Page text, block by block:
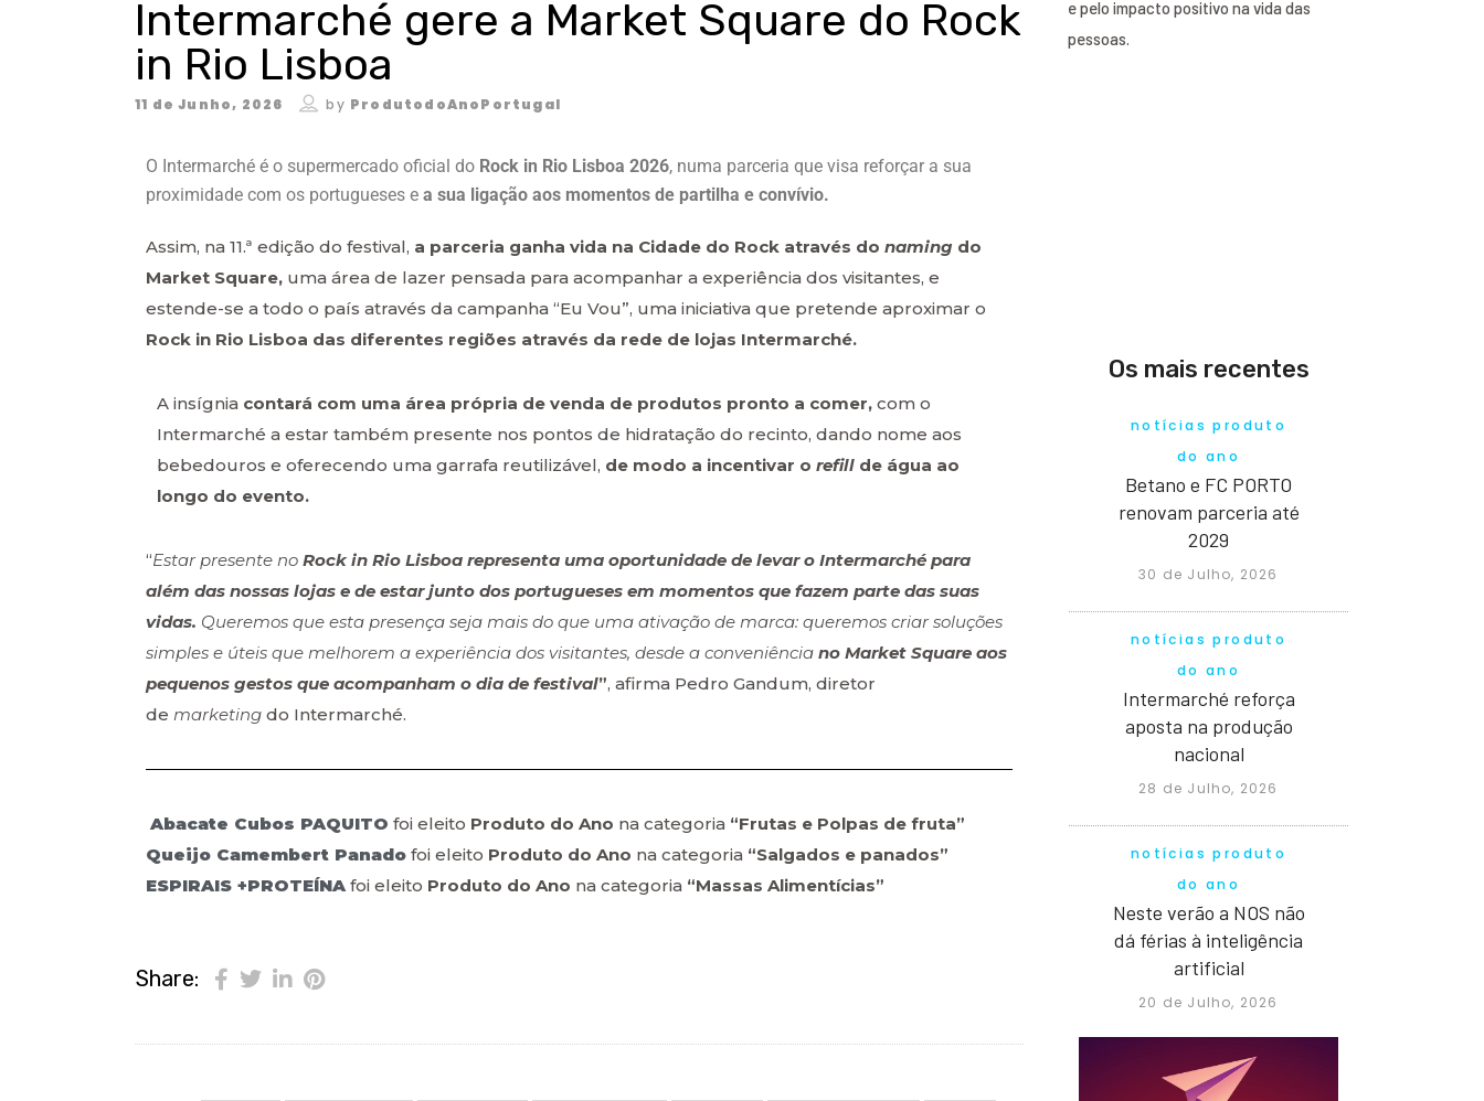
Intermarché gere a Market Square do Rock
in Rio Lisboa
11 de Junho, 2026 by ProdutodoAnoPortugal
O Intermarché é o supermercado oficial do Rock in Rio Lisboa 2026, numa parceria que visa reforçar a sua
proximidade com os portugueses e a sua ligação aos momentos de partilha e convívio.
Assim, na 11.ª edição do festival, a parceria ganha vida na Cidade do Rock através do naming do
Market Square, uma área de lazer pensada para acompanhar a experiência dos visitantes, e
estende-se a todo o país através da campanha “Eu Vou”, uma iniciativa que pretende aproximar o
Rock in Rio Lisboa das diferentes regiões através da rede de lojas Intermarché.
A insígnia contará com uma área própria de venda de produtos pronto a comer, com o
Intermarché a estar também presente nos pontos de hidratação do recinto, dando nome aos
bebedouros e oferecendo uma garrafa reutilizável, de modo a incentivar o refill de água ao
longo do evento.
“Estar presente no Rock in Rio Lisboa representa uma oportunidade de levar o Intermarché para
além das nossas lojas e de estar junto dos portugueses em momentos que fazem parte das suas
vidas. Queremos que esta presença seja mais do que uma ativação de marca: queremos criar soluções
simples e úteis que melhorem a experiência dos visitantes, desde a conveniência no Market Square aos
pequenos gestos que acompanham o dia de festival”, afirma Pedro Gandum, diretor
de marketing do Intermarché.
Abacate Cubos PAQUITO foi eleito Produto do Ano na categoria “Frutas e Polpas de fruta”
Queijo Camembert Panado foi eleito Produto do Ano na categoria “Salgados e panados”
ESPIRAIS +PROTEÍNA foi eleito Produto do Ano na categoria “Massas Alimentícias”
Share:
e pelo impacto positivo na vida das
pessoas.
Os mais recentes
notícias produto
do ano
Betano e FC PORTO
renovam parceria até
2029
30 de Julho, 2026
notícias produto
do ano
Intermarché reforça
aposta na produção
nacional
28 de Julho, 2026
notícias produto
do ano
Neste verão a NOS não
dá férias à inteligência
artificial
20 de Julho, 2026